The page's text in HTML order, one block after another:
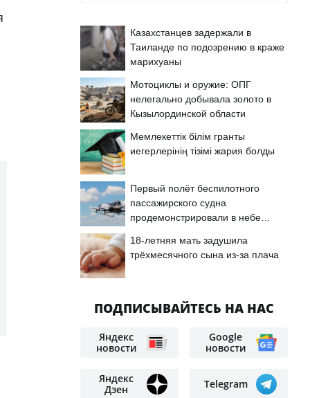
Казахстанцев задержали в
Таиланде по подозрению в краже
марихуаны
Мотоциклы и оружие: ОПГ
нелегально добывала золото в
Кызылординской области
Мемлекеттік білім гранты
иегерлерінің тізімі жария болды
Первый полёт беспилотного
пассажирского судна
продемонстрировали в небе
18-летняя мать задушила
трёхмесячного сына из-за плача
ПОДПИСЫВАЙТЕСЬ НА НАС
Яндекс
новости
Google
новости
Яндекс
Дзен
Telegram